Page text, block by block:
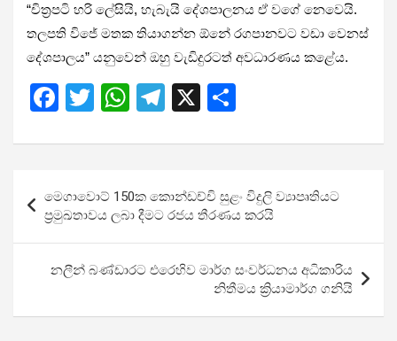
“චිත්‍රපටි හරි ලේසියි, හැබැයි දේශපාලනය ඒ වගේ නෙවෙයි.
තලපති විජේ මතක තියාගන්න ඕනේ රගපානවට වඩා වෙනස්
දේශපාලය” යනුවෙන් ඔහු වැඩිදුරටත් අවධාරණය කළේය.
F
ce
b
o
o
k
T
tt
er
W
at
s
A
p
p
T
e
gr
a
m
X
ar
e
navigation
මෙගාවොට් 150ක කොන්ඩච්චි සුළං විදුලි ව්‍යාපෘතියට
ප්‍රමුඛතාවය ලබා දීමට රජය තීරණය කරයි
නලීන් බණ්ඩාරට එරෙහිව මාර්ග සංවර්ධනය අධිකාරිය
නිතීමය ක්‍රියාමාර්ග ගනියි